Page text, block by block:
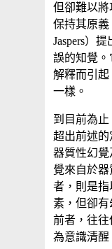
但卻難以將
保持其原
Jaspers）
誤的知覺
解釋而引
一樣。
到目前為
超出前述的
器質性幻
覺來自於
者，則是指
素，但卻有
前者，往
為意識清醒